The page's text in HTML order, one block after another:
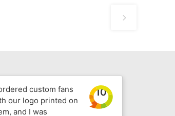
custom fans
our logo printed on
and I was
10